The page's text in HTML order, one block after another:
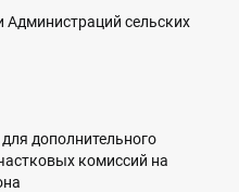
Администраций сельских
дополнительного
комиссий на